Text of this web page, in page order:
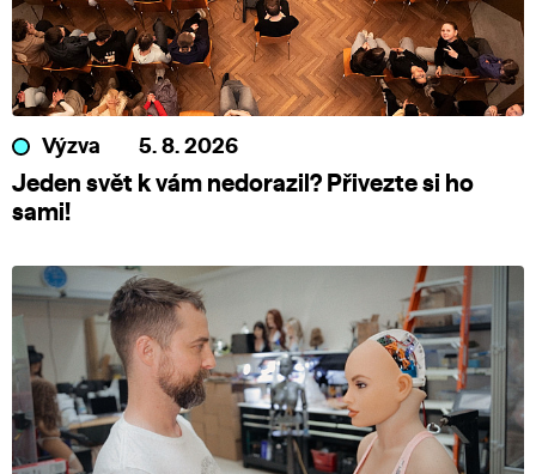
Výzva 5. 8. 2026
Jeden svět k vám nedorazil? Přivezte si ho
sami!